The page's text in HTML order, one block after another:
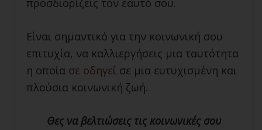
προσδιορίζεις τον εαυτό σου.
Είναι σημαντικό για την κοινωνική σου
επιτυχία, να καλλιεργήσεις μια ταυτότητα
η οποία σε οδηγεί σε μια ευτυχισμένη και
πλούσια κοινωνική ζωή.
Θες να βελτιώσεις τις κοινωνικές σου